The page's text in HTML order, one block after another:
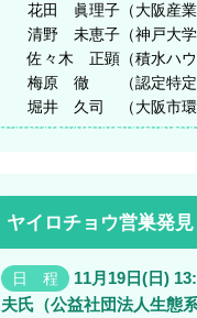
花田 眞理子（大阪産業
清野 未恵子（神戸大学
佐々木 正顕（積水ハウ
梅原 徹 （認定特定非
堀井 久司 （大阪市環
ヤイロチョウ営巣発
日 程 11月19日(日)
夫氏（公益社団法人生態